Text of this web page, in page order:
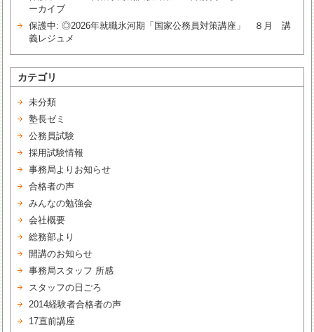
ーカイブ
保護中: ◎2026年就職氷河期「国家公務員対策講座」 ８月 講
義レジュメ
カテゴリ
未分類
塾長ゼミ
公務員試験
採用試験情報
事務局よりお知らせ
合格者の声
みんなの勉強会
会社概要
総務部より
開講のお知らせ
事務局スタッフ 所感
スタッフの日ごろ
2014経験者合格者の声
17直前講座